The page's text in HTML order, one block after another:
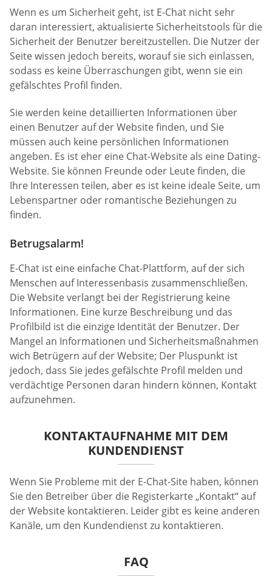
Wenn es um Sicherheit geht, ist E-Chat nicht sehr
daran interessiert, aktualisierte Sicherheitstools für die
Sicherheit der Benutzer bereitzustellen. Die Nutzer der
Seite wissen jedoch bereits, worauf sie sich einlassen,
sodass es keine Überraschungen gibt, wenn sie ein
gefälschtes Profil finden.
Sie werden keine detaillierten Informationen über
einen Benutzer auf der Website finden, und Sie
müssen auch keine persönlichen Informationen
angeben. Es ist eher eine Chat-Website als eine Dating-
Website. Sie können Freunde oder Leute finden, die
Ihre Interessen teilen, aber es ist keine ideale Seite, um
Lebenspartner oder romantische Beziehungen zu
finden.
Betrugsalarm!
E-Chat ist eine einfache Chat-Plattform, auf der sich
Menschen auf Interessenbasis zusammenschließen.
Die Website verlangt bei der Registrierung keine
Informationen. Eine kurze Beschreibung und das
Profilbild ist die einzige Identität der Benutzer. Der
Mangel an Informationen und Sicherheitsmaßnahmen
wich Betrügern auf der Website; Der Pluspunkt ist
jedoch, dass Sie jedes gefälschte Profil melden und
verdächtige Personen daran hindern können, Kontakt
aufzunehmen.
KONTAKTAUFNAHME MIT DEM
KUNDENDIENST
Wenn Sie Probleme mit der E-Chat-Site haben, können
Sie den Betreiber über die Registerkarte „Kontakt“ auf
der Website kontaktieren. Leider gibt es keine anderen
Kanäle, um den Kundendienst zu kontaktieren.
FAQ